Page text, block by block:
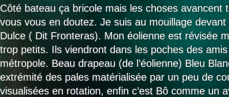
Côté bateau ça bricole mais les choses avancent
vous vous en doutez. Je suis au mouillage devant
Dulce ( Dit Fronteras). Mon éolienne est révisée
trop petits. Ils viendront dans les poches des
métropole. Beau drapeau (de l’éolienne) Bleu
extrémité des pales matérialisée par un peu de
visualisées en rotation, enfin c’est Bô comme un